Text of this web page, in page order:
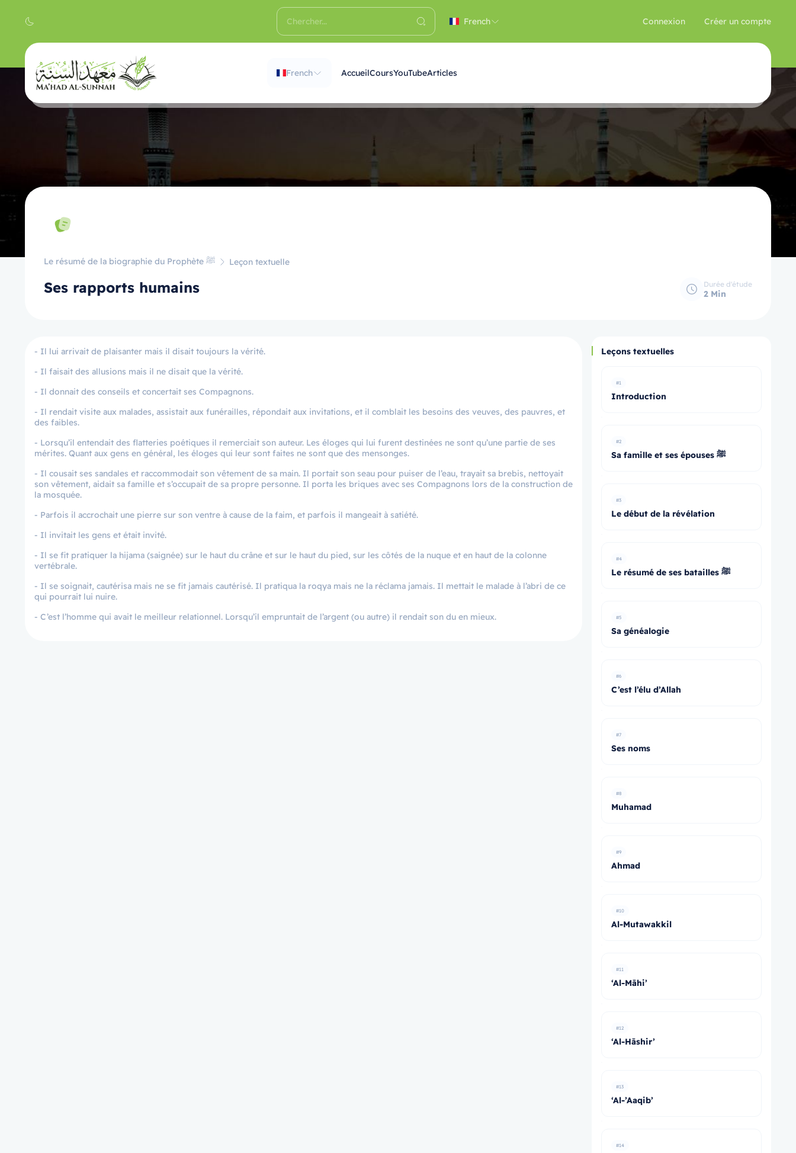
French Connexion Créer un compte
French AccueilCoursYouTubeArticles
Le résumé de la biographie du Prophète ﷺ Leçon textuelle
Ses rapports humains Durée d'étude
2 Min
- Il lui arrivait de plaisanter mais il disait toujours la vérité.
- Il faisait des allusions mais il ne disait que la vérité.
- Il donnait des conseils et concertait ses Compagnons.
- Il rendait visite aux malades, assistait aux funérailles, répondait aux invitations, et il comblait les besoins des veuves, des pauvres, et
des faibles.
- Lorsqu’il entendait des flatteries poétiques il remerciait son auteur. Les éloges qui lui furent destinées ne sont qu’une partie de ses
mérites. Quant aux gens en général, les éloges qui leur sont faites ne sont que des mensonges.
- Il cousait ses sandales et raccommodait son vêtement de sa main. Il portait son seau pour puiser de l’eau, trayait sa brebis, nettoyait
son vêtement, aidait sa famille et s’occupait de sa propre personne. Il porta les briques avec ses Compagnons lors de la construction de
la mosquée.
- Parfois il accrochait une pierre sur son ventre à cause de la faim, et parfois il mangeait à satiété.
- Il invitait les gens et était invité.
- Il se fit pratiquer la hijama (saignée) sur le haut du crâne et sur le haut du pied, sur les côtés de la nuque et en haut de la colonne
vertébrale.
- Il se soignait, cautérisa mais ne se fit jamais cautérisé. Il pratiqua la roqya mais ne la réclama jamais. Il mettait le malade à l’abri de ce
qui pourrait lui nuire.
- C’est l’homme qui avait le meilleur relationnel. Lorsqu’il empruntait de l’argent (ou autre) il rendait son du en mieux.
Leçons textuelles
#1
Introduction
#2
Sa famille et ses épouses ﷺ
#3
Le début de la révélation
#4
Le résumé de ses batailles ﷺ
#5
Sa généalogie
#6
C’est l’élu d’Allah
#7
Ses noms
#8
Muhamad
#9
Ahmad
#10
Al-Mutawakkil
#11
‘Al-Māhi’
#12
‘Al-Hāshir’
#13
‘Al-’Aaqib’
#14